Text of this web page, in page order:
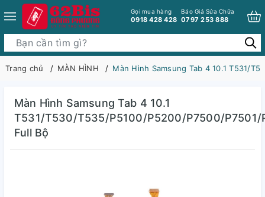
Gọi mua hàng
0918 428 428
Báo Giá Sửa Chữa
0797 253 888
Trang chủ MÀN HÌNH Màn Hình Samsung Tab 4 10.1 T531/
Màn Hình Samsung Tab 4 10.1
T531/T530/T535/P5100/P5200/P7500/P7501/
Full Bộ